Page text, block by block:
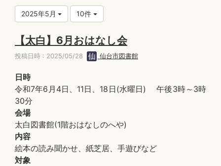
2025年5月 10件
【太白】6月おはなし会
投稿日時 : 2025/05/28 仙台市図書館
日時
令和7年6月4日、11日、18日(水曜日) 午後3時～3時
30分
会場
太白図書館(1階おはなしのへや)
内容
絵本の読み聞かせ、紙芝居、手遊びなど
対象